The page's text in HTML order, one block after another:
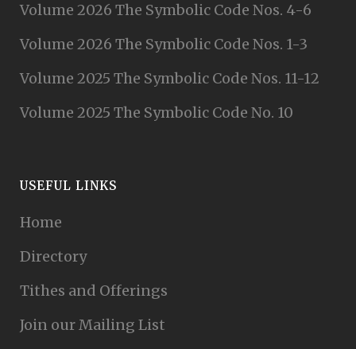
Volume 2026 The Symbolic Code Nos. 4-6
Volume 2026 The Symbolic Code Nos. 1-3
Volume 2025 The Symbolic Code Nos. 11-12
Volume 2025 The Symbolic Code No. 10
USEFUL LINKS
Home
Directory
Tithes and Offerings
Join our Mailing List